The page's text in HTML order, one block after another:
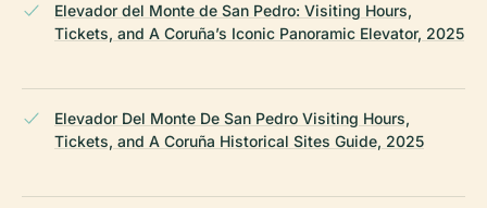
Elevador del Monte de San Pedro: Visiting Hours,
Tickets, and A Coruña’s Iconic Panoramic Elevator, 2025
Elevador Del Monte De San Pedro Visiting Hours,
Tickets, and A Coruña Historical Sites Guide, 2025